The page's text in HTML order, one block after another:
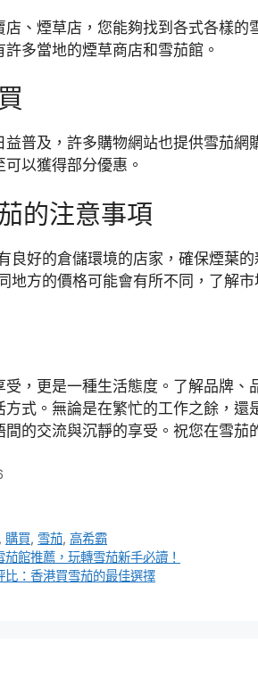
店、煙草店，您能夠找到各式各樣
多當地的煙草商店和雪茄館。
益普及，許多購物網站也提供雪茄
以獲得部分優惠。
的注意事項
良好的倉儲環境的店家，確保煙葉的
地方的價格可能會有所不同，了解
受，更是一種生活態度。了解品牌
方式。無論是在繁忙的工作之餘，
的交流與沉靜的享受。祝您在雪茄
, 購買, 雪茄,高希霸
館推薦，玩轉雪茄新手必讀！
比：香港買雪茄的最佳選擇